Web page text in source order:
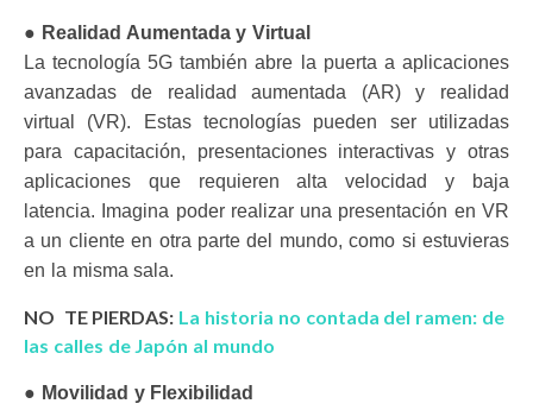
● Realidad Aumentada y Virtual
La tecnología 5G también abre la puerta a aplicaciones
avanzadas de realidad aumentada (AR) y realidad
virtual (VR). Estas tecnologías pueden ser utilizadas
para capacitación, presentaciones interactivas y otras
aplicaciones que requieren alta velocidad y baja
latencia. Imagina poder realizar una presentación en VR
a un cliente en otra parte del mundo, como si estuvieras
en la misma sala.
NO TE PIERDAS: La historia no contada del ramen: de
las calles de Japón al mundo
● Movilidad y Flexibilidad